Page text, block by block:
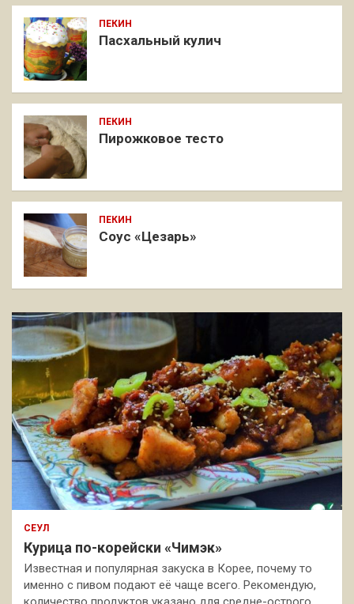
ПЕКИН
Пасхальный кулич
ПЕКИН
Пирожковое тесто
ПЕКИН
Соус «Цезарь»
СЕУЛ
Курица по-корейски «Чимэк»
Известная и популярная закуска в Корее, почему то
именно с пивом подают её чаще всего. Рекомендую,